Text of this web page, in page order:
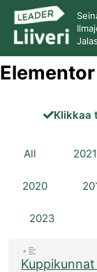
Klikkaa
All 2021
2020
2023
•